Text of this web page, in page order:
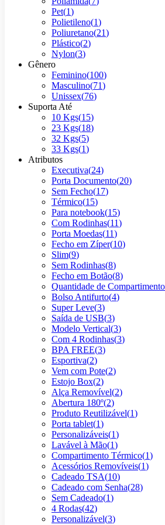
Pet(1)
Polietileno(1)
Poliuretano(21)
Plástico(2)
Nylon(3)
Gênero
Feminino(100)
Masculino(71)
Unissex(76)
Suporta Até
10 Kgs(15)
23 Kgs(18)
32 Kgs(5)
33 Kgs(1)
Atributos
Executiva(24)
Porta Documento(20)
Sem Fecho(17)
Térmico(15)
Para notebook(15)
Com Rodinhas(11)
Porta Moedas(11)
Fecho em Zíper(10)
Slim(9)
Sem Rodinhas(8)
Fecho em Botão(8)
Quantidade de
Bolso Antifurto(4)
Super Leve(3)
Saída de USB(3)
Modelo Vertical(3)
Com 4 Rodinhas(3)
BPA FREE(3)
Esportiva(2)
Vem com Pote(2)
Estojo Box(2)
Alça Removível(2)
Abertura 180º(2)
Produto Reutilizável(1)
Porta tablet(1)
Personalizáveis(1)
Lavável à Mão(1)
Compartimento Térmico(1)
Acessórios Removíveis(1)
Cadeado TSA(10)
Cadeado com Senha(28)
Sem Cadeado(1)
4 Rodas(42)
Personalizável(3)